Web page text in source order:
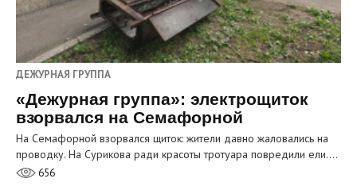
ДЕЖУРНАЯ ГРУППА
«Дежурная группа»: электрощиток
взорвался на Семафорной
На Семафорной взорвался щиток: жители давно жаловались на
проводку. На Сурикова ради красоты тротуара повредили ели.…
656